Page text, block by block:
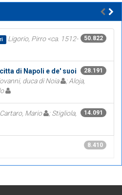
50.822
Ligorio, Pirro <ca. 1512-
28.191
di Napoli e de' suoi
duca di Noia
; Aloja,
14.091
Cartaro, Mario
; Stigliola,
8.410